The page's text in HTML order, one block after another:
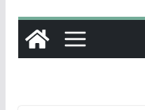
ยกระดั
ศิลปะ